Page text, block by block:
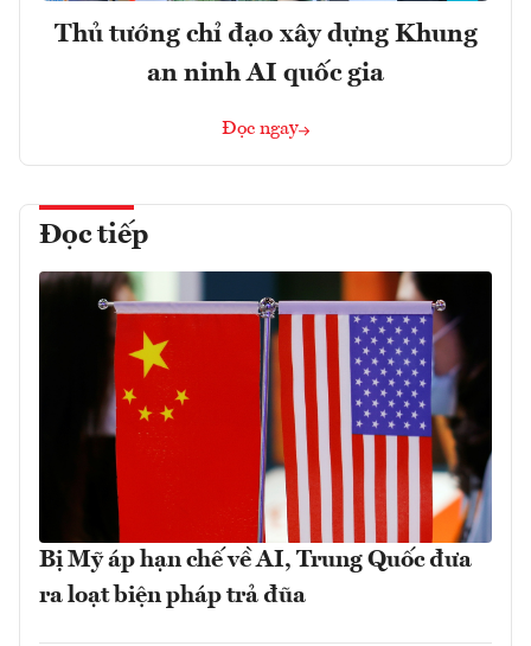
Thủ tướng chỉ đạo xây dựng Khung
an ninh AI quốc gia
Đọc ngay
Đọc tiếp
Bị Mỹ áp hạn chế về AI, Trung Quốc đưa
ra loạt biện pháp trả đũa